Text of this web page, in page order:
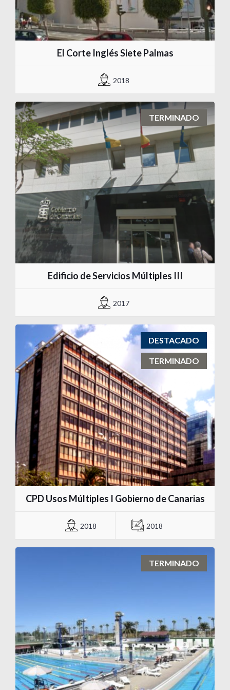
El Corte Inglés Siete Palmas
2018
TERMINADO
Edificio de Servicios Múltiples III
2017
DESTACADO
TERMINADO
CPD Usos Múltiples I Gobierno de Canarias
2018 2018
TERMINADO